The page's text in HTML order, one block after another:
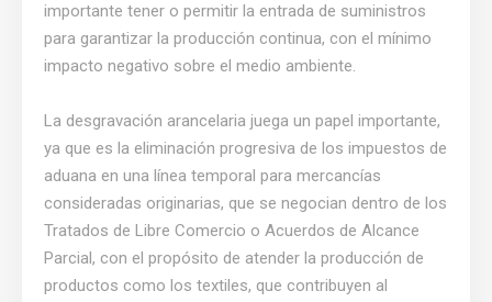
importante tener o permitir la entrada de suministros
para garantizar la producción continua, con el mínimo
impacto negativo sobre el medio ambiente.
La desgravación arancelaria juega un papel importante,
ya que es la eliminación progresiva de los impuestos de
aduana en una línea temporal para mercancías
consideradas originarias, que se negocian dentro de los
Tratados de Libre Comercio o Acuerdos de Alcance
Parcial, con el propósito de atender la producción de
productos como los textiles, que contribuyen al